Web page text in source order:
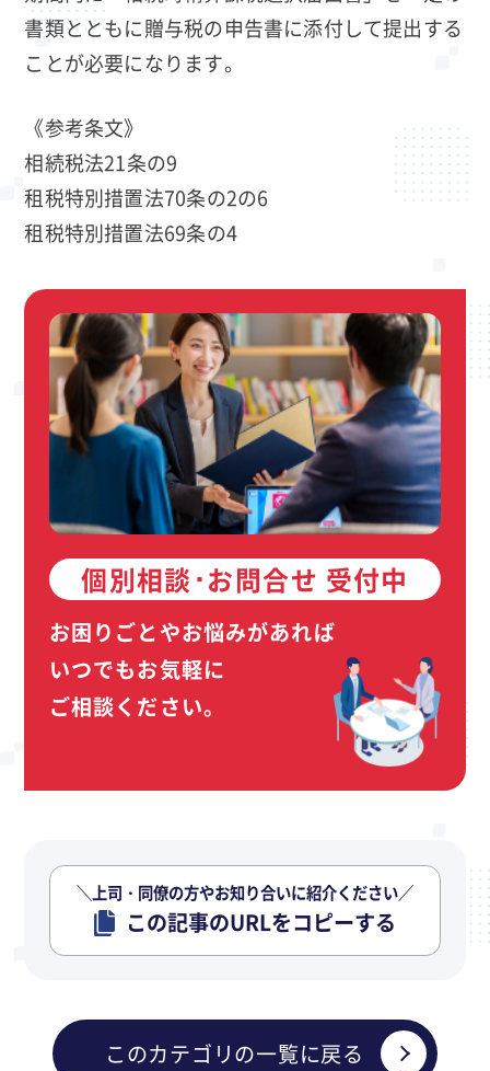
書類とともに贈与税の申告書に添付して提出する
ことが必要になります。
《参考条文》
相続税法21条の9
租税特別措置法70条の2の6
租税特別措置法69条の4
個別相談･お問合せ 受付中
お困りごとやお悩みがあれば
いつでもお気軽に
ご相談ください。
＼上司・同僚の方やお知り合いに紹介ください／
この記事のURLをコピーする
このカテゴリの一覧に戻る